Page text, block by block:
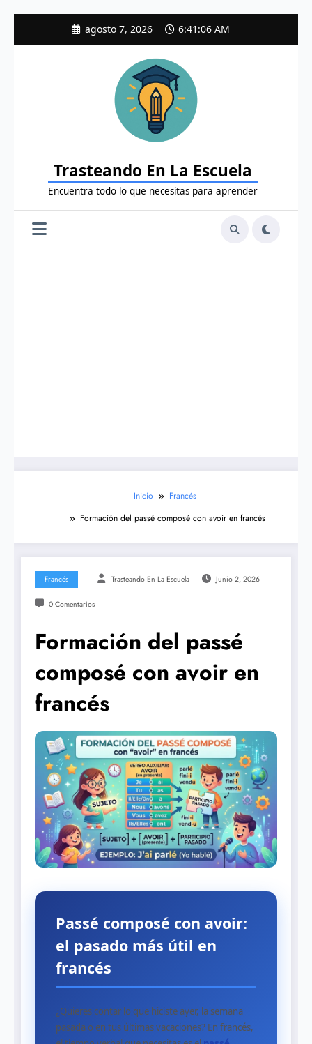
agosto 7, 2026 6:41:08 AM
Trasteando En La Escuela
Encuentra todo lo que necesitas para aprender
Inicio
Francés
Formación del passé composé con avoir en francés
Francés Trasteando En La Escuela Junio 2, 2026
0 Comentarios
Formación del passé
composé con avoir en
francés
Passé composé con avoir:
el pasado más útil en
francés
¿Quieres contar lo que hiciste ayer, la semana
pasada o en tus últimas vacaciones? En francés,